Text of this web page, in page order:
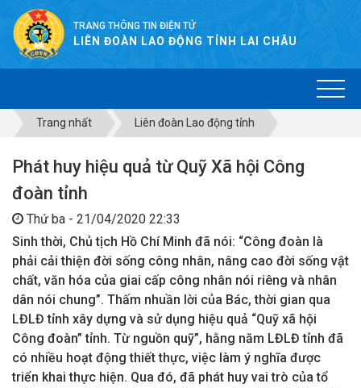
TRANG THÔNG TIN ĐIỆN TỬ
LIÊN ĐOÀN LAO ĐỘNG TỈNH LAI CHÂU
Trang nhất Liên đoàn Lao động tỉnh
Phát huy hiệu quả từ Quỹ Xã hội Công
đoàn tỉnh
Thứ ba - 21/04/2020 22:33
Sinh thời, Chủ tịch Hồ Chí Minh đã nói: “Công đoàn là
phải cải thiện đời sống công nhân, nâng cao đời sống vật
chất, văn hóa của giai cấp công nhân nói riêng và nhân
dân nói chung”. Thấm nhuần lời của Bác, thời gian qua
LĐLĐ tỉnh xây dựng và sử dụng hiệu quả “Quỹ xã hội
Công đoàn” tỉnh. Từ nguồn quỹ”, hằng năm LĐLĐ tỉnh đã
có nhiều hoạt động thiết thực, việc làm ý nghĩa được
triển khai thực hiện. Qua đó, đã phát huy vai trò của tổ